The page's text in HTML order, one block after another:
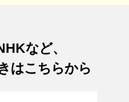
など、
はこちらから